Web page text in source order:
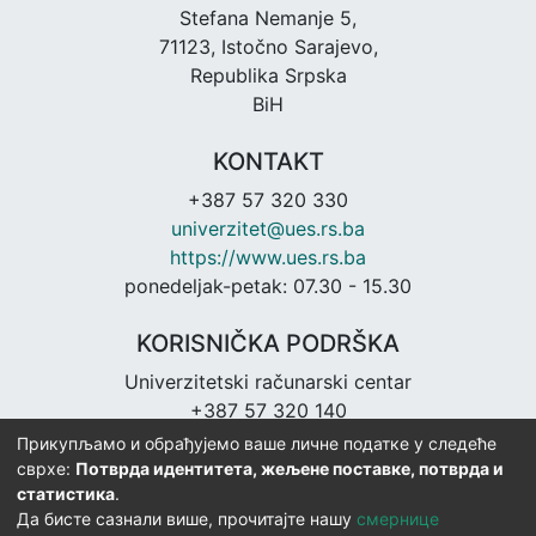
Stefana Nemanje 5,
71123, Istočno Sarajevo,
Republika Srpska
BiH
KONTAKT
+387 57 320 330
univerzitet@ues.rs.ba
https://www.ues.rs.ba
ponedeljak-petak: 07.30 - 15.30
KORISNIČKA PODRŠKA
Univerzitetski računarski centar
+387 57 320 140
urc@ues.rs.ba
https://urc.ues.rs.ba
Прикупљамо и обрађујемо ваше личне податке у следеће
сврхе: Потврда идентитета, жељене поставке, потврда и
статистика.
Да бисте сазнали више, прочитајте нашу смернице